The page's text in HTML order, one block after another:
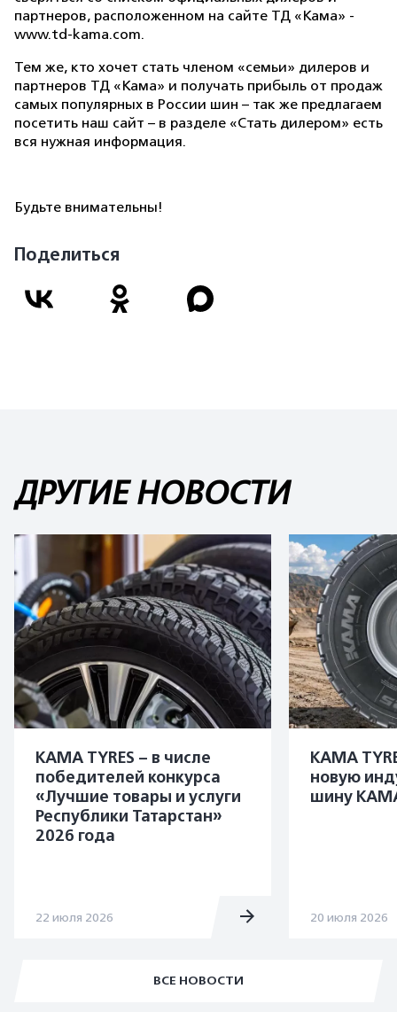
партнеров, расположенном на сайте ТД «Кама» -
www.td-kama.com.
Тем же, кто хочет стать членом «семьи» дилеров и
партнеров ТД «Кама» и получать прибыль от продаж
самых популярных в России шин – так же предлагаем
посетить наш сайт – в разделе «Стать дилером» есть
вся нужная информация.
Будьте внимательны!
Поделиться
ДРУГИЕ НОВОСТИ
ВСЕ НОВОСТИ
KAMA TYRES – в числе
победителей конкурса
«Лучшие товары и услуги
Республики Татарстан»
2026 года
22 июля 2026
KAMA
новую
шину
20 июля 2026